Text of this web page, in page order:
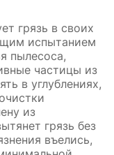
грязь в своих
испытанием
пылесоса,
частицы из
в углублениях,
из
грязь без
въелись,